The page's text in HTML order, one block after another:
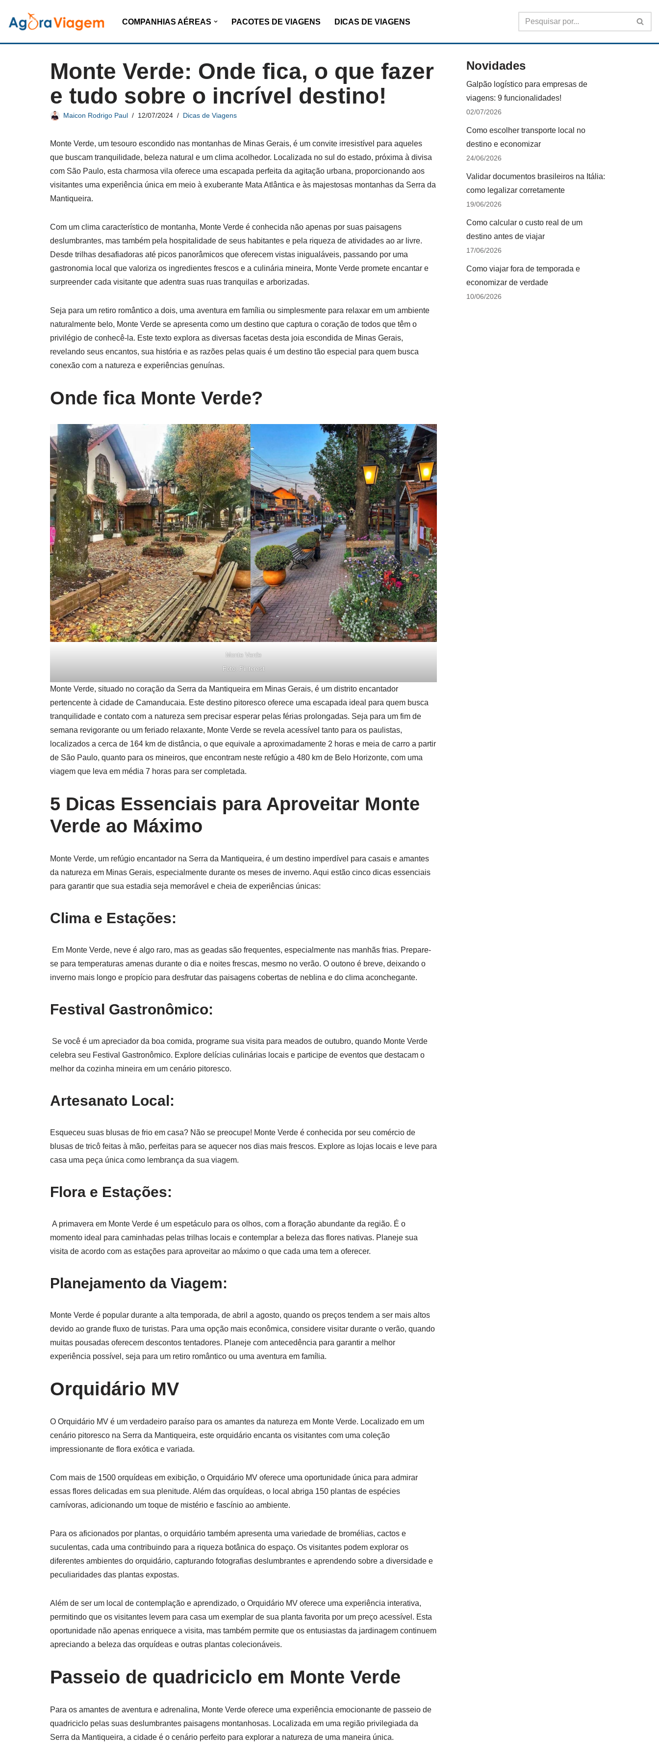
Pular
para
COMPANHIAS AÉREAS PACOTES DE VIAGENS DICAS DE VIAGENS
Monte Verde: Onde fica, o que fazer
e tudo sobre o incrível destino!
Maicon Rodrigo Paul 12/07/2024 Dicas de Viagens
Monte Verde, um tesouro escondido nas montanhas de Minas Gerais, é um convite irresistível para aqueles
que buscam tranquilidade, beleza natural e um clima acolhedor. Localizada no sul do estado, próxima à divisa
com São Paulo, esta charmosa vila oferece uma escapada perfeita da agitação urbana, proporcionando aos
visitantes uma experiência única em meio à exuberante Mata Atlântica e às majestosas montanhas da Serra da
Mantiqueira.
Com um clima característico de montanha, Monte Verde é conhecida não apenas por suas paisagens
deslumbrantes, mas também pela hospitalidade de seus habitantes e pela riqueza de atividades ao ar livre.
Desde trilhas desafiadoras até picos panorâmicos que oferecem vistas inigualáveis, passando por uma
gastronomia local que valoriza os ingredientes frescos e a culinária mineira, Monte Verde promete encantar e
surpreender cada visitante que adentra suas ruas tranquilas e arborizadas.
Seja para um retiro romântico a dois, uma aventura em família ou simplesmente para relaxar em um ambiente
naturalmente belo, Monte Verde se apresenta como um destino que captura o coração de todos que têm o
privilégio de conhecê-la. Este texto explora as diversas facetas desta joia escondida de Minas Gerais,
revelando seus encantos, sua história e as razões pelas quais é um destino tão especial para quem busca
conexão com a natureza e experiências genuínas.
Onde fica Monte Verde?
Monte Verde
Foto: Pinterest
Monte Verde, situado no coração da Serra da Mantiqueira em Minas Gerais, é um distrito encantador
pertencente à cidade de Camanducaia. Este destino pitoresco oferece uma escapada ideal para quem busca
tranquilidade e contato com a natureza sem precisar esperar pelas férias prolongadas. Seja para um fim de
semana revigorante ou um feriado relaxante, Monte Verde se revela acessível tanto para os paulistas,
localizados a cerca de 164 km de distância, o que equivale a aproximadamente 2 horas e meia de carro a partir
de São Paulo, quanto para os mineiros, que encontram neste refúgio a 480 km de Belo Horizonte, com uma
viagem que leva em média 7 horas para ser completada.
5 Dicas Essenciais para Aproveitar Monte
Verde ao Máximo
Monte Verde, um refúgio encantador na Serra da Mantiqueira, é um destino imperdível para casais e amantes
da natureza em Minas Gerais, especialmente durante os meses de inverno. Aqui estão cinco dicas essenciais
para garantir que sua estadia seja memorável e cheia de experiências únicas:
Clima e Estações:
Em Monte Verde, neve é algo raro, mas as geadas são frequentes, especialmente nas manhãs frias. Prepare-
se para temperaturas amenas durante o dia e noites frescas, mesmo no verão. O outono é breve, deixando o
inverno mais longo e propício para desfrutar das paisagens cobertas de neblina e do clima aconchegante.
Festival Gastronômico:
Se você é um apreciador da boa comida, programe sua visita para meados de outubro, quando Monte Verde
celebra seu Festival Gastronômico. Explore delícias culinárias locais e participe de eventos que destacam o
melhor da cozinha mineira em um cenário pitoresco.
Artesanato Local:
Esqueceu suas blusas de frio em casa? Não se preocupe! Monte Verde é conhecida por seu comércio de
blusas de tricô feitas à mão, perfeitas para se aquecer nos dias mais frescos. Explore as lojas locais e leve para
casa uma peça única como lembrança da sua viagem.
Flora e Estações:
A primavera em Monte Verde é um espetáculo para os olhos, com a floração abundante da região. É o
momento ideal para caminhadas pelas trilhas locais e contemplar a beleza das flores nativas. Planeje sua
visita de acordo com as estações para aproveitar ao máximo o que cada uma tem a oferecer.
Planejamento da Viagem:
Monte Verde é popular durante a alta temporada, de abril a agosto, quando os preços tendem a ser mais altos
devido ao grande fluxo de turistas. Para uma opção mais econômica, considere visitar durante o verão, quando
muitas pousadas oferecem descontos tentadores. Planeje com antecedência para garantir a melhor
experiência possível, seja para um retiro romântico ou uma aventura em família.
Orquidário MV
O Orquidário MV é um verdadeiro paraíso para os amantes da natureza em Monte Verde. Localizado em um
cenário pitoresco na Serra da Mantiqueira, este orquidário encanta os visitantes com uma coleção
impressionante de flora exótica e variada.
Com mais de 1500 orquídeas em exibição, o Orquidário MV oferece uma oportunidade única para admirar
essas flores delicadas em sua plenitude. Além das orquídeas, o local abriga 150 plantas de espécies
carnívoras, adicionando um toque de mistério e fascínio ao ambiente.
Para os aficionados por plantas, o orquidário também apresenta uma variedade de bromélias, cactos e
suculentas, cada uma contribuindo para a riqueza botânica do espaço. Os visitantes podem explorar os
diferentes ambientes do orquidário, capturando fotografias deslumbrantes e aprendendo sobre a diversidade e
peculiaridades das plantas expostas.
Além de ser um local de contemplação e aprendizado, o Orquidário MV oferece uma experiência interativa,
permitindo que os visitantes levem para casa um exemplar de sua planta favorita por um preço acessível. Esta
oportunidade não apenas enriquece a visita, mas também permite que os entusiastas da jardinagem continuem
apreciando a beleza das orquídeas e outras plantas colecionáveis.
Passeio de quadriciclo em Monte Verde
Para os amantes de aventura e adrenalina, Monte Verde oferece uma experiência emocionante de passeio de
quadriciclo pelas suas deslumbrantes paisagens montanhosas. Localizada em uma região privilegiada da
Serra da Mantiqueira, a cidade é o cenário perfeito para explorar a natureza de uma maneira única.
Novidades
Galpão logístico para empresas de
viagens: 9 funcionalidades!
02/07/2026
Como escolher transporte local no
destino e economizar
24/06/2026
Validar documentos brasileiros na Itália:
como legalizar corretamente
19/06/2026
Como calcular o custo real de um
destino antes de viajar
17/06/2026
Como viajar fora de temporada e
economizar de verdade
10/06/2026